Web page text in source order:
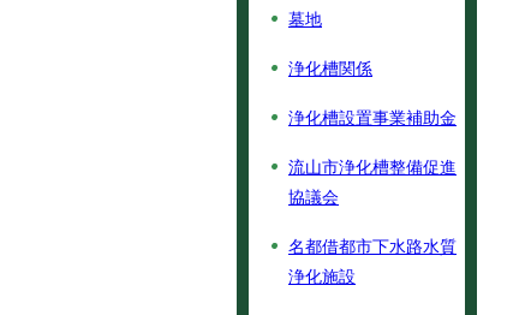
墓地
浄化槽関係
浄化槽設置事業補助金
流山市浄化槽整備促進
協議会
名都借都市下水路水質
浄化施設